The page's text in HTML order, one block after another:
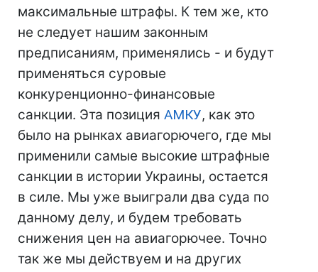
максимальные штрафы. К тем же, кто
не следует нашим законным
предписаниям, применялись - и будут
применяться суровые
конкуренционно-финансовые
санкции. Эта позиция АМКУ, как это
было на рынках авиагорючего, где мы
применили самые высокие штрафные
санкции в истории Украины, остается
в силе. Мы уже выиграли два суда по
данному делу, и будем требовать
снижения цен на авиагорючее. Точно
так же мы действуем и на других